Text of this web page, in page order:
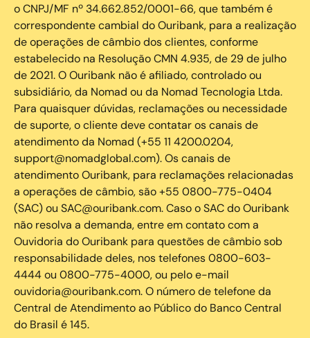
o CNPJ/MF nº 34.662.852/0001-66, que também é
correspondente cambial do Ouribank, para a realização
de operações de câmbio dos clientes, conforme
estabelecido na Resolução CMN 4.935, de 29 de julho
de 2021. O Ouribank não é afiliado, controlado ou
subsidiário, da Nomad ou da Nomad Tecnologia Ltda.
Para quaisquer dúvidas, reclamações ou necessidade
de suporte, o cliente deve contatar os canais de
atendimento da Nomad (+55 11 4200.0204,
support@nomadglobal.com). Os canais de
atendimento Ouribank, para reclamações relacionadas
a operações de câmbio, são +55 0800-775-0404
(SAC) ou SAC@ouribank.com. Caso o SAC do Ouribank
não resolva a demanda, entre em contato com a
Ouvidoria do Ouribank para questões de câmbio sob
responsabilidade deles, nos telefones 0800-603-
4444 ou 0800-775-4000, ou pelo e-mail
ouvidoria@ouribank.com. O número de telefone da
Central de Atendimento ao Público do Banco Central
do Brasil é 145.